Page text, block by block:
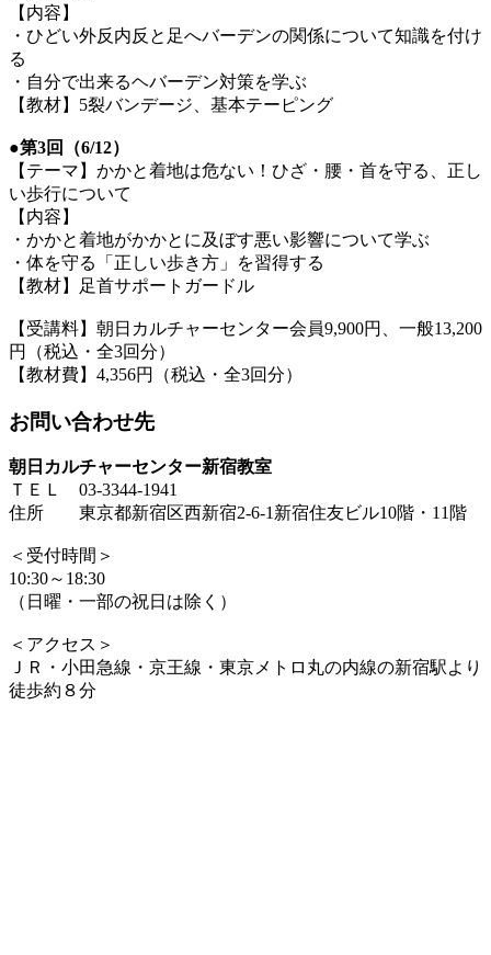
【内容】
・ひどい外反内反と足へバーデンの関係について知識を付け
る
・自分で出来るヘバーデン対策を学ぶ
【教材】5裂バンデージ、基本テーピング
●第3回（6/12）
【テーマ】かかと着地は危ない！ひざ・腰・首を守る、正し
い歩行について
【内容】
・かかと着地がかかとに及ぼす悪い影響について学ぶ
・体を守る「正しい歩き方」を習得する
【教材】足首サポートガードル
【受講料】朝日カルチャーセンター会員9,900円、一般13,200
円（税込・全3回分）
【教材費】4,356円（税込・全3回分）
お問い合わせ先
朝日カルチャーセンター新宿教室
ＴＥＬ 03-3344-1941
住所 東京都新宿区西新宿2-6-1新宿住友ビル10階・11階
＜受付時間＞
10:30～18:30
（日曜・一部の祝日は除く）
＜アクセス＞
ＪＲ・小田急線・京王線・東京メトロ丸の内線の新宿駅より
徒歩約８分